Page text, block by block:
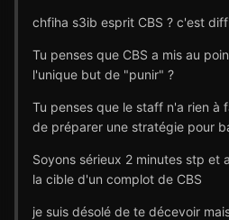
chfiha s3ib esprit CBS ? c'est
Tu penses que CBS a mis au
l'unique but de "punir" ?
Tu penses que le staff n'a rien à
de préparer une stratégie pour
Soyons sérieux 2 minutes stp et
la cible d'un complot de CBS
je suis désolé de te décevoir